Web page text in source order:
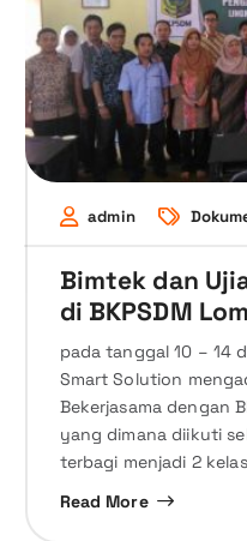
admin
Bimtek dan
di BKPSDM
pada tanggal 10 – 14
Smart Solution
Bekerjasama dengan
yang dimana diikuti
terbagi menjadi 2
Read More